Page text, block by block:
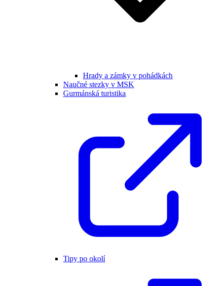
Hrady a zámky v pohádkách
Naučné stezky v MSK
Gurmánská turistika
Tipy po okolí